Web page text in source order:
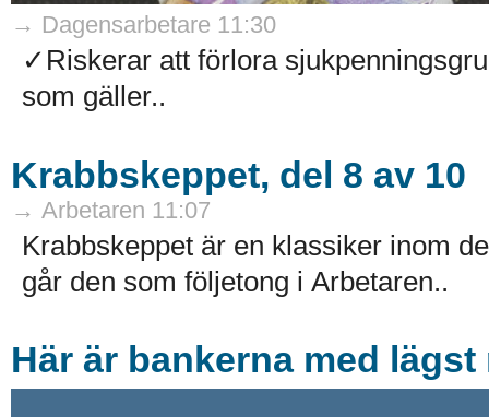
→ Dagensarbetare 11:30
✓Riskerar att förlora
som gäller..
Krabbskeppet, del 8 av 10
→ Arbetaren 11:07
Krabbskeppet är en klassiker inom
går den som följetong i Arbetaren..
Här är bankerna med